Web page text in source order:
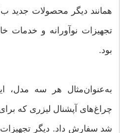
همانند دیگر محصولات جدید
تجهیزات نوآورانه و خدمات
بود.
به‌عنوان‌مثال هر سه مدل،